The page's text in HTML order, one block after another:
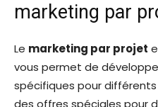
marketing par
Le marketing par projet
vous permet de
spécifiques pour
des offres spéciales pour